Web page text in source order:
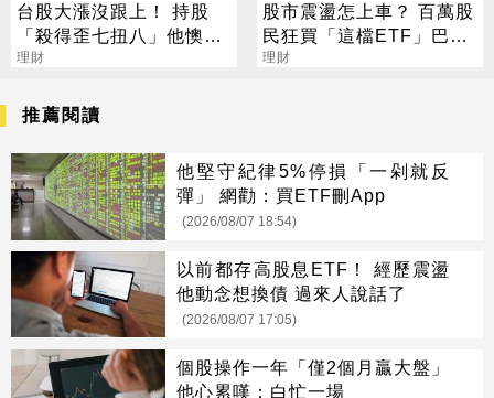
台股大漲沒跟上！ 持股
「殺得歪七扭八」他懊惱
過來人：玩久就習慣了
理財
股市震盪怎上車？ 百萬股
民狂買「這檔ETF」巴菲
特也推薦
理財
推薦閱讀
他堅守紀律5%停損「一剁就反
彈」 網勸：買ETF刪App
(2026/08/07 18:54)
以前都存高股息ETF！ 經歷震盪
他動念想換債 過來人說話了
(2026/08/07 17:05)
個股操作一年「僅2個月贏大盤」
他心累嘆：白忙一場